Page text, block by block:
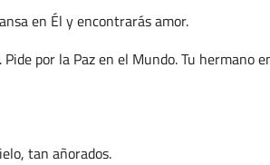
en Él y encontrarás amor.
por la Paz en el Mundo. Tu hermano
tan añorados.